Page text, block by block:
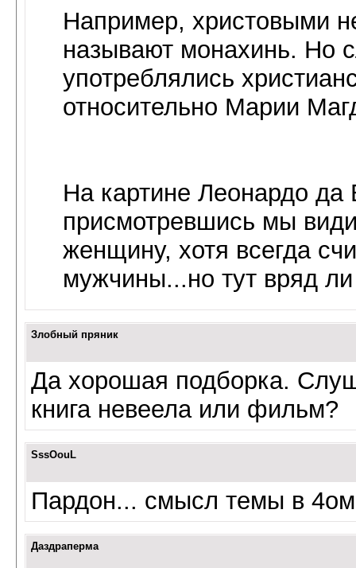
Например, христовыми
называют монахинь. Но
употреблялись
относительно Марии
На картине Леонардо
присмотревшись мы
женщину, хотя всегда
мужчины...но тут вряд
Злобный пряник
Да хорошая подборка.
книга невеела или фильм?
SssOouL
Пардон... смысл темы в
Даздраперма